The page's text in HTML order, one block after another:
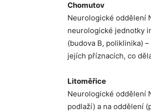
Chomutov
Neurologické oddělení
neurologické jednotky
(budova B, poliklinika)
jejích příznacích, co
Litoměřice
Neurologické oddělení
podlaží) a na oddělení